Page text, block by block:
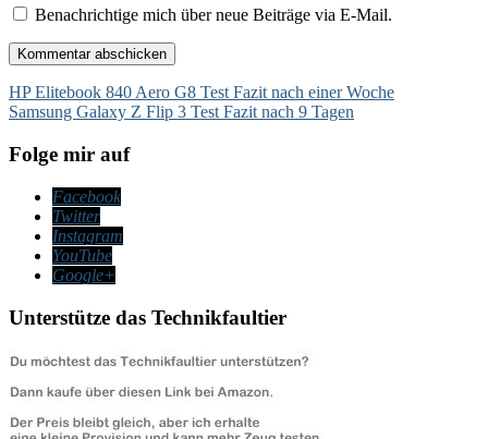
Benachrichtige mich über neue Beiträge via E-Mail.
Beitragsnavigation
HP Elitebook 840 Aero G8 Test Fazit nach einer Woche
Samsung Galaxy Z Flip 3 Test Fazit nach 9 Tagen
Folge mir auf
Facebook
Twitter
Instagram
YouTube
Google+
Unterstütze das Technikfaultier